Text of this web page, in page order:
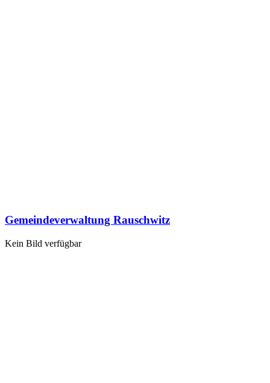
Gemeindeverwaltung Rauschwitz
Kein Bild verfügbar